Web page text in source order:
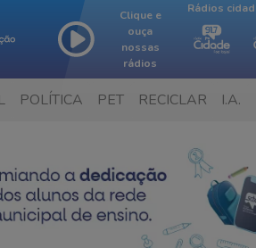
Clique e
ouça
nossas
rádios
Rádios
POLÍTICA PET RECICLAR I.A.